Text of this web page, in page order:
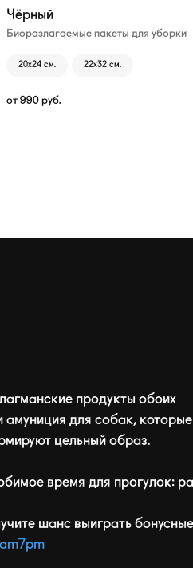
Чёрный
Биоразлагаемые пакеты для уборки
20х24 см. 22х32 см.
от 990 руб.
продукты обоих
амуниция для собак, которые
цельный образ.
время для прогулок:
шанс выиграть